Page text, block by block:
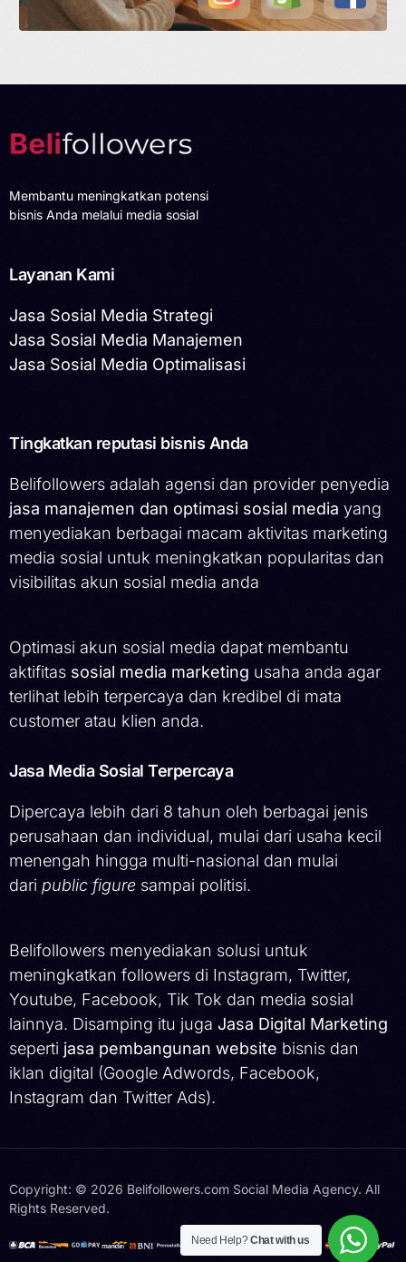
Membantu meningkatkan potensi
bisnis Anda melalui media sosial
Layanan Kami
Jasa Sosial Media Strategi
Jasa Sosial Media Manajemen
Jasa Sosial Media Optimalisasi
Tingkatkan reputasi bisnis Anda
Belifollowers adalah agensi dan provider penyedia
jasa manajemen dan optimasi sosial media yang
menyediakan berbagai macam aktivitas marketing
media sosial untuk meningkatkan popularitas dan
visibilitas akun sosial media anda
Optimasi akun sosial media dapat membantu
aktifitas sosial media marketing usaha anda agar
terlihat lebih terpercaya dan kredibel di mata
customer atau klien anda.
Jasa Media Sosial Terpercaya
Dipercaya lebih dari 8 tahun oleh berbagai jenis
perusahaan dan individual, mulai dari usaha kecil
menengah hingga multi-nasional dan mulai
dari public figure sampai politisi.
Belifollowers menyediakan solusi untuk
meningkatkan followers di Instagram, Twitter,
Youtube, Facebook, Tik Tok dan media sosial
lainnya. Disamping itu juga Jasa Digital Marketing
seperti jasa pembangunan website bisnis dan
iklan digital (Google Adwords, Facebook,
Instagram dan Twitter Ads).
Copyright: © 2026 Belifollowers.com Social Media Agency. All
Rights Reserved.
Hubungi Kami
Need Help?Chat with us